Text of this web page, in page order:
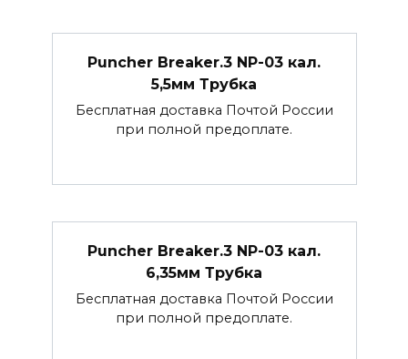
Puncher Breaker.3 NP-03 кал.
5,5мм Трубка
Бесплатная доставка Почтой России
при полной предоплате.
Puncher Breaker.3 NP-03 кал.
6,35мм Трубка
Бесплатная доставка Почтой России
при полной предоплате.